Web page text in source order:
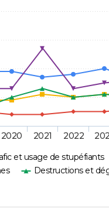
et usage de stupéfiants
Destructions et
2020 2021 2022